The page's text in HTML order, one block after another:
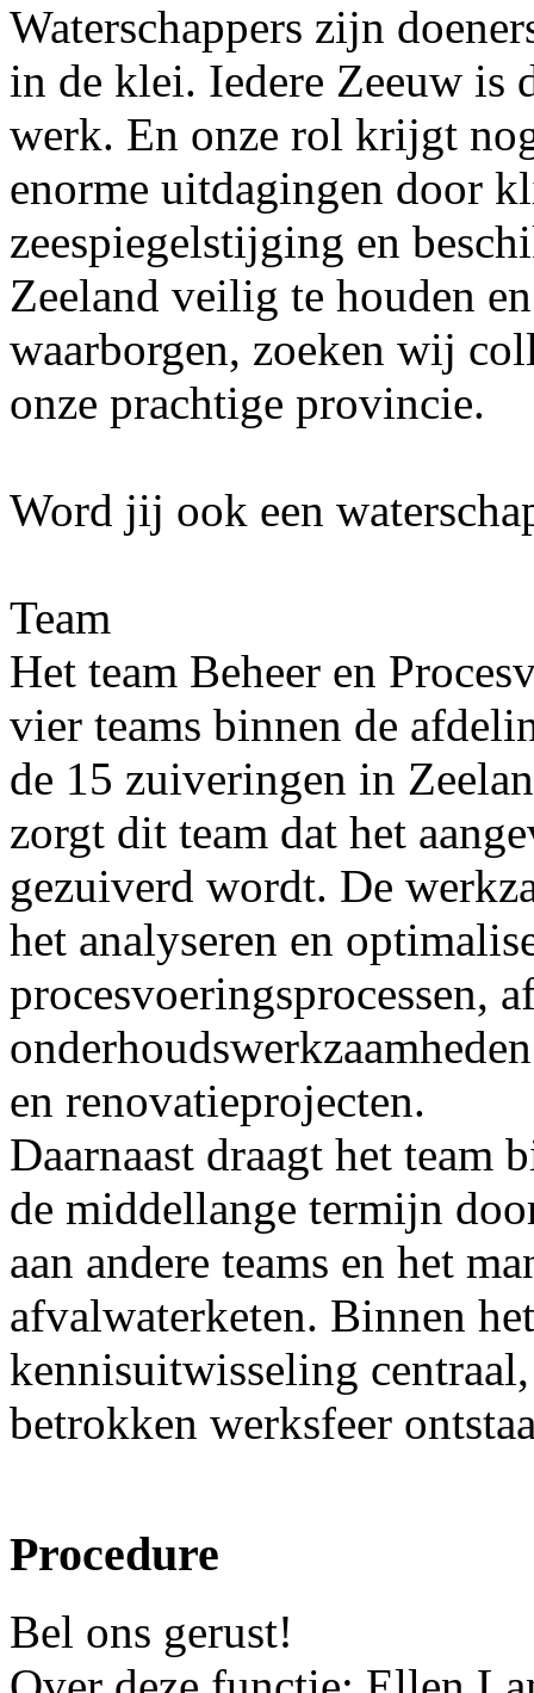
Waterschappers zijn
in de klei. Iedere Zeeuw is
werk. En onze rol krijgt
enorme uitdagingen door
zeespiegelstijging en
Zeeland veilig te houden
waarborgen, zoeken wij
onze prachtige provincie.
Word jij ook een
Team
Het team Beheer en
vier teams binnen de
de 15 zuiveringen in
zorgt dit team dat het
gezuiverd wordt. De
het analyseren en
procesvoeringsprocessen,
en renovatieprojecten.
Daarnaast draagt het team
de middellange termijn
aan andere teams en het
afvalwaterketen. Binnen
kennisuitwisseling
betrokken werksfeer
Procedure
Bel ons gerust!